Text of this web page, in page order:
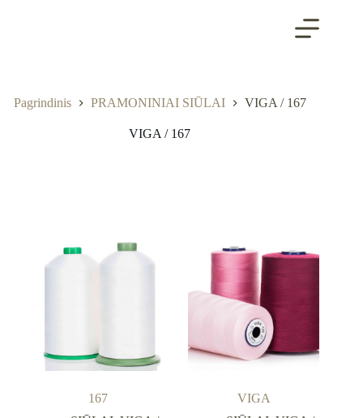
Pagrindinis PRAMONINIAI SIŪLAI VIGA / 167
VIGA / 167
167
VIGA